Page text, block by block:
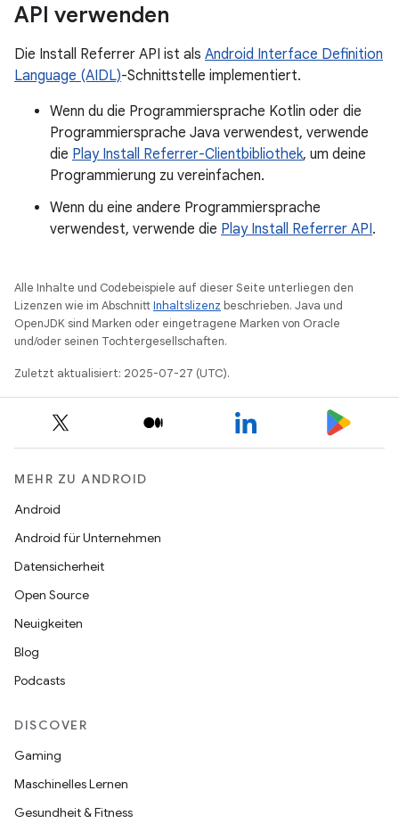
API verwenden
Die Install Referrer API ist als Android Interface Definition
Language (AIDL)-Schnittstelle implementiert.
Wenn du die Programmiersprache Kotlin oder die
Programmiersprache Java verwendest, verwende
die Play Install Referrer-Clientbibliothek, um deine
Programmierung zu vereinfachen.
Wenn du eine andere Programmiersprache
verwendest, verwende die Play Install Referrer API.
Alle Inhalte und Codebeispiele auf dieser Seite unterliegen den
Lizenzen wie im AbschnittInhaltslizenz beschrieben. Java und
OpenJDK sind Marken oder eingetragene Marken von Oracle
und/oder seinen Tochtergesellschaften.
Zuletzt aktualisiert: 2025-07-27 (UTC).
MEHR ZU ANDROID
Android
Android für Unternehmen
Datensicherheit
Open Source
Neuigkeiten
Blog
Podcasts
DISCOVER
Gaming
Maschinelles Lernen
Gesundheit & Fitness